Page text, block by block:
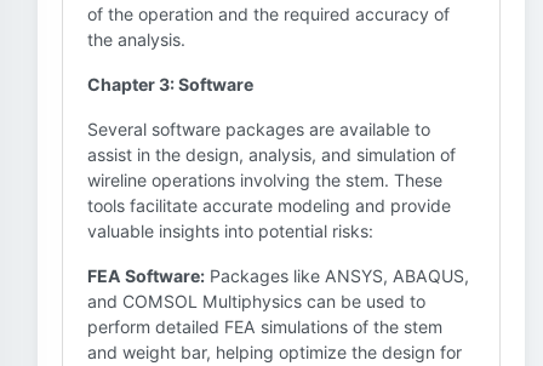
of the operation and the required accuracy of
the analysis.
Chapter 3: Software
Several software packages are available to
assist in the design, analysis, and simulation of
wireline operations involving the stem. These
tools facilitate accurate modeling and provide
valuable insights into potential risks:
FEA Software: Packages like ANSYS, ABAQUS,
and COMSOL Multiphysics can be used to
perform detailed FEA simulations of the stem
and weight bar, helping optimize the design for